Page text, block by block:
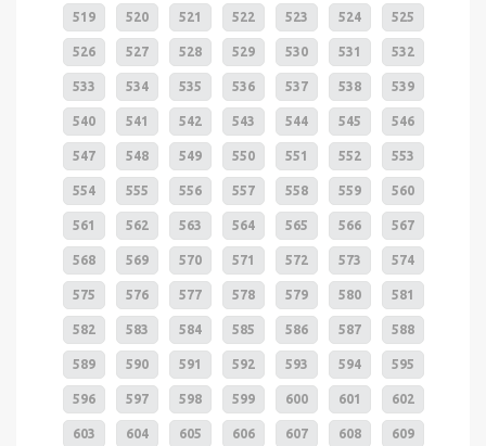
519 520 521 522 523 524 525
526 527 528 529 530 531 532
533 534 535 536 537 538 539
540 541 542 543 544 545 546
547 548 549 550 551 552 553
554 555 556 557 558 559 560
561 562 563 564 565 566 567
568 569 570 571 572 573 574
575 576 577 578 579 580 581
582 583 584 585 586 587 588
589 590 591 592 593 594 595
596 597 598 599 600 601 602
603 604 605 606 607 608 609